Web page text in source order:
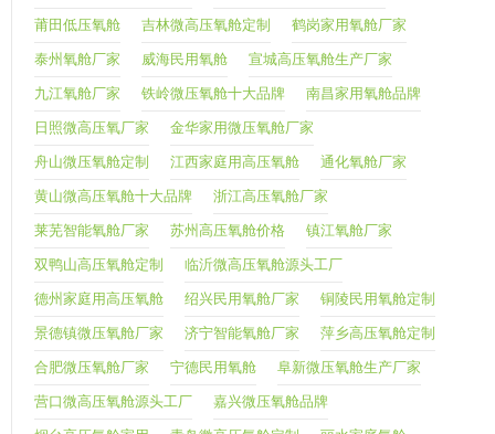
莆田低压氧舱 吉林微高压氧舱定制 鹤岗家用氧舱厂家
泰州氧舱厂家 威海民用氧舱 宣城高压氧舱生产厂家
九江氧舱厂家 铁岭微压氧舱十大品牌 南昌家用氧舱品牌
日照微高压氧厂家 金华家用微压氧舱厂家
舟山微压氧舱定制 江西家庭用高压氧舱 通化氧舱厂家
黄山微高压氧舱十大品牌 浙江高压氧舱厂家
莱芜智能氧舱厂家 苏州高压氧舱价格 镇江氧舱厂家
双鸭山高压氧舱定制 临沂微高压氧舱源头工厂
德州家庭用高压氧舱 绍兴民用氧舱厂家 铜陵民用氧舱定制
景德镇微压氧舱厂家 济宁智能氧舱厂家 萍乡高压氧舱定制
合肥微压氧舱厂家 宁德民用氧舱 阜新微压氧舱生产厂家
营口微高压氧舱源头工厂 嘉兴微压氧舱品牌